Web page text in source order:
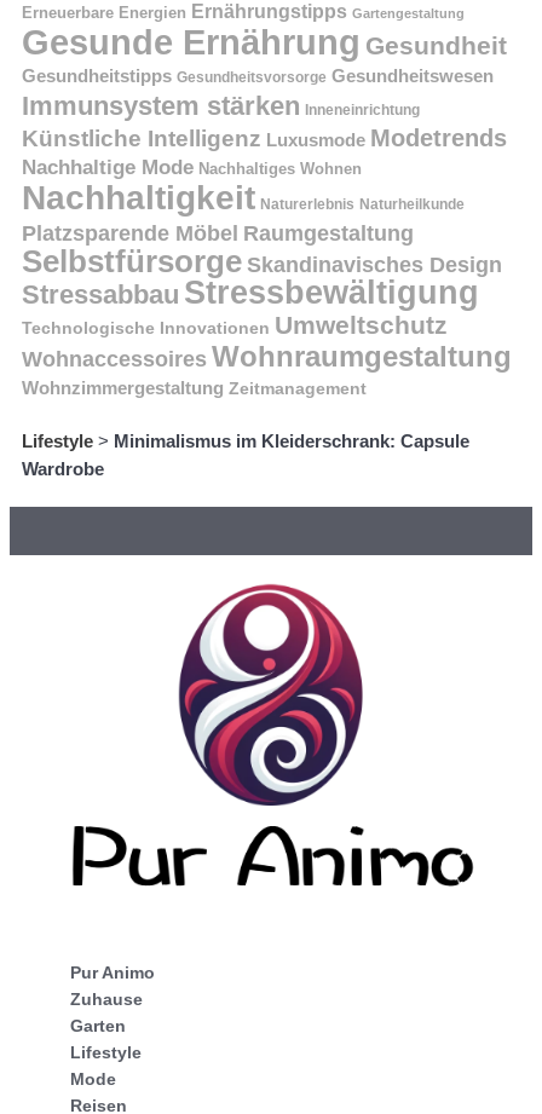
Erneuerbare Energien Ernährungstipps Gartengestaltung
Gesunde Ernährung Gesundheit
Gesundheitstipps Gesundheitsvorsorge Gesundheitswesen
Immunsystem stärken Inneneinrichtung
Künstliche Intelligenz Luxusmode Modetrends
Nachhaltige Mode Nachhaltiges Wohnen
Nachhaltigkeit Naturerlebnis Naturheilkunde
Platzsparende Möbel Raumgestaltung
Selbstfürsorge Skandinavisches Design
Stressabbau Stressbewältigung
Technologische Innovationen Umweltschutz
Wohnaccessoires Wohnraumgestaltung
Wohnzimmergestaltung Zeitmanagement
Lifestyle > Minimalismus im Kleiderschrank: Capsule
Wardrobe
Pur Animo
Zuhause
Garten
Lifestyle
Mode
Reisen